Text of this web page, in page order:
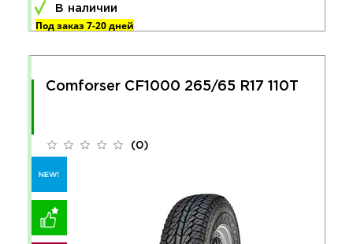
В наличии
Под заказ 7-20 дней
Comforser CF1000 265/65 R17 110T
(0)